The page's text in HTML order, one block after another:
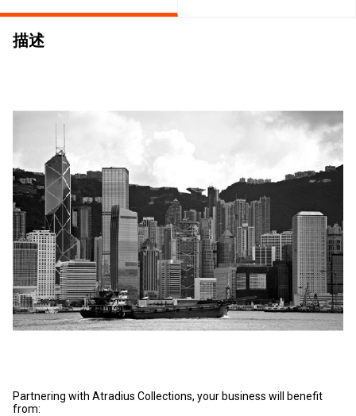
描述
Partnering with Atradius Collections, your business will benefit
from: